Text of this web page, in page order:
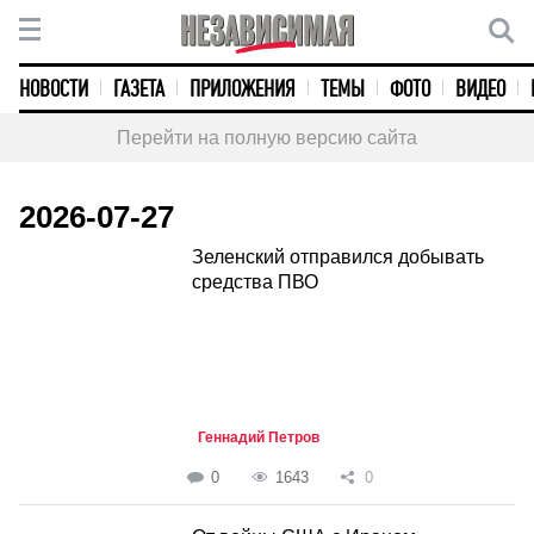
НОВОСТИ ГАЗЕТА ПРИЛОЖЕНИЯ ТЕМЫ ФОТО ВИДЕО
Перейти на полную версию сайта
2026-07-27
Зеленский отправился добывать
средства ПВО
Геннадий Петров
0 1643 0